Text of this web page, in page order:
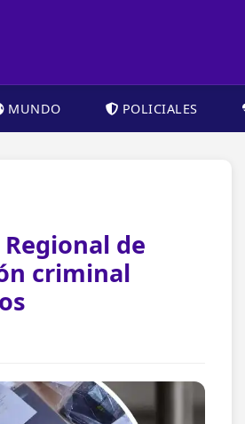
MUNDO POLICIALES
de
criminal